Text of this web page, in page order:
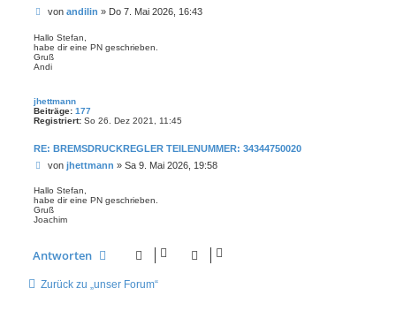
B
i
t
r
a
von andilin » Do 7. Mai 2026, 16:43
Hallo Stefan,
habe dir eine PN geschrieben.
Gruß
Andi
jhettmann
Beiträge: 177
Registriert: So 26. Dez 2021, 11:45
RE: BREMSDRUCKREGLER TEILENUMMER: 34344750020
B
i
t
r
a
von jhettmann » Sa 9. Mai 2026, 19:58
Hallo Stefan,
habe dir eine PN geschrieben.
Gruß
Joachim
Antworten
Zurück zu „unser Forum“